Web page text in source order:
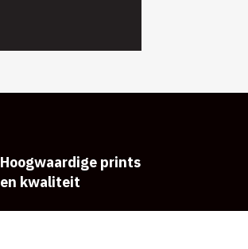
Hoogwaardige prints
en kwaliteit